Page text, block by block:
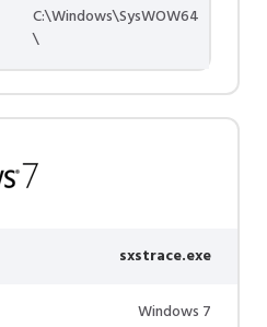
C:\Windows\SysWOW64
\
sxstrace.exe
Windows 7